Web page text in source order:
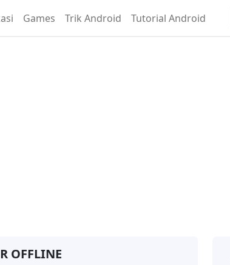
Games Trik Android Tutorial Android
OFFLINE